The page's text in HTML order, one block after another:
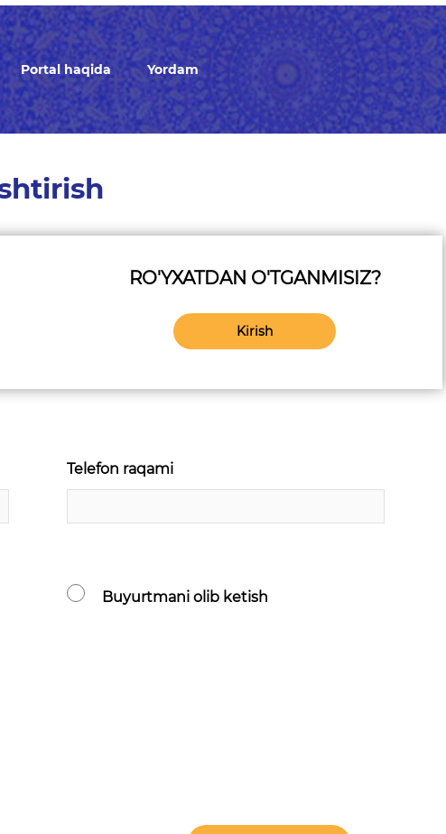
Portal haqida Yordam
RO'YXATDAN O'TGANMISIZ?
Kirish
Telefon raqami
Buyurtmani olib ketish